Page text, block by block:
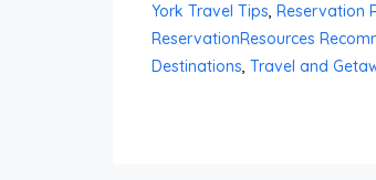
York Travel Tips, Reservation
ReservationResources
Destinations, Travel and